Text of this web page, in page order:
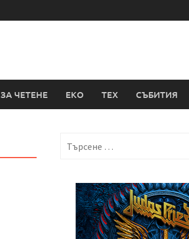
ЗА ЧЕТЕНЕ ЕКО ТЕХ СЪБИТИЯ
за: